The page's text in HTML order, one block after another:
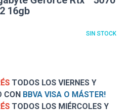
16gb
SIN STOCK
TODOS LOS VIERNES Y
CON BBVA VISA O MÁSTER!
TODOS LOS MIÉRCOLES Y